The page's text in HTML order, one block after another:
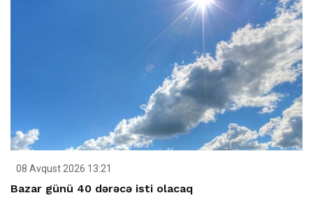
08 Avqust 2026 13:21
Bazar günü 40 dərəcə isti olacaq